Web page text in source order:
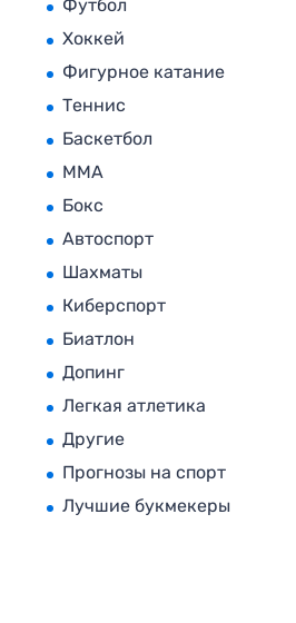
Футбол
Хоккей
Фигурное катание
Теннис
Баскетбол
MMA
Бокс
Автоспорт
Шахматы
Киберспорт
Биатлон
Допинг
Легкая атлетика
Другие
Прогнозы на спорт
Лучшие букмекеры